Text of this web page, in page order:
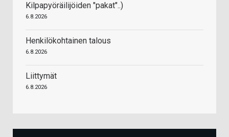
Kilpapyöräilijöiden "pakat"..)
6.8.2026
Henkilökohtainen talous
6.8.2026
Liittymät
6.8.2026